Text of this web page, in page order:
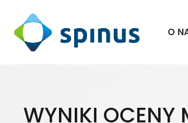
O
WYNIKI OCENY